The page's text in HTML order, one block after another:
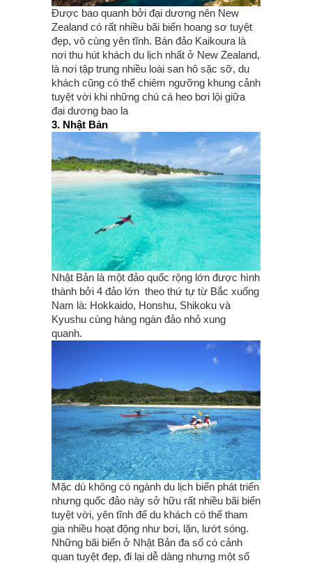
Được bao quanh bởi đại dương nên New
Zealand có rất nhiều bãi biển hoang sơ tuyệt
đẹp, vô cùng yên tĩnh. Bán đảo Kaikoura là
nơi thu hút khách du lịch nhất ở New Zealand,
là nơi tập trung nhiều loài san hô sặc sỡ, du
khách cũng có thể chiêm ngưỡng khung cảnh
tuyệt vời khi những chú cá heo bơi lội giữa
đại dương bao la
3. Nhật Bản
Nhật Bản là một đảo quốc rộng lớn được hình
thành bởi 4 đảo lớn theo thứ tự từ Bắc xuống
Nam là: Hokkaido, Honshu, Shikoku và
Kyushu cùng hàng ngàn đảo nhỏ xung
quanh.
Mặc dù không có ngành du lịch biển phát triển
nhưng quốc đảo này sở hữu rất nhiều bãi biển
tuyệt vời, yên tĩnh để du khách có thể tham
gia nhiều hoạt động như bơi, lặn, lướt sóng.
Những bãi biển ở Nhật Bản đa số có cảnh
quan tuyệt đẹp, đi lại dễ dàng nhưng một số